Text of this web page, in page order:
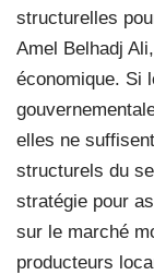
structurelles
Amel Belhadj
économique. Si
elles ne
structurels du
stratégie pour
sur le marché
producteurs